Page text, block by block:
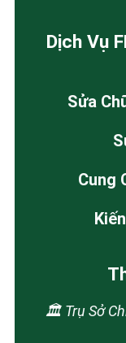
Dịch Vụ
Sửa
Cung
🏛️ Trụ Sở